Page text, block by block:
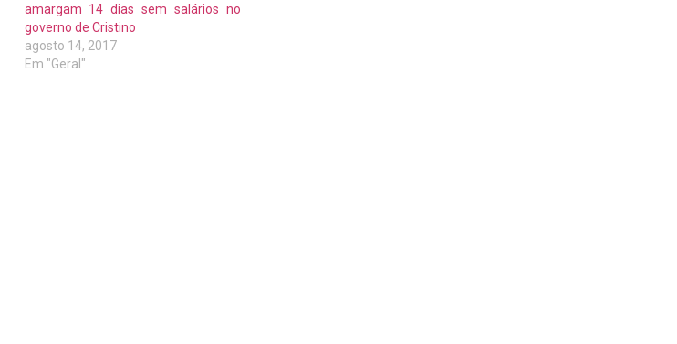
amargam 14 dias sem salários no
governo de Cristino
agosto 14, 2017
Em "Geral"